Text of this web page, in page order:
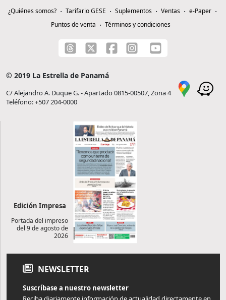
¿Quiénes somos? Tarifario GESE Suplementos Ventas
e-Paper
Puntos de venta
Términos y condiciones
© 2019 La Estrella de Panamá
C/ Alejandro A. Duque G. - Apartado 0815-00507, Zona 4
Teléfono: +507 204-0000
Edición Impresa
Portada del impreso
del 9 de agosto de
2026
NEWSLETTER
Suscríbase a nuestro newsletter